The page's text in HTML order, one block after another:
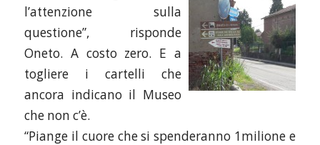
l’attenzione sulla
questione”, risponde
Oneto. A costo zero. E a
togliere i cartelli che
ancora indicano il Museo
che non c’è.
“Piange il cuore che si spenderanno 1milione e